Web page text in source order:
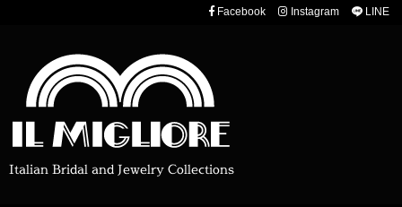
Italian Bridal and Jewelry Collections
Facebook Instagram LINE